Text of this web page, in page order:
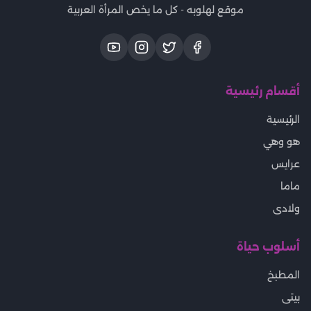
موقع لهلوبه - كل ما يخص المرأة العربية
أقسام رئيسية
الرئيسية
هو وهي
عرايس
ماما
ولادى
أسلوب حياة
المطبخ
بيتى